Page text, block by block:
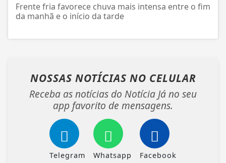
Frente fria favorece chuva mais intensa entre o fim
da manhã e o início da tarde
NOSSAS NOTÍCIAS NO CELULAR
Receba as notícias do Notícia Já no seu
app favorito de mensagens.
Telegram Whatsapp Facebook